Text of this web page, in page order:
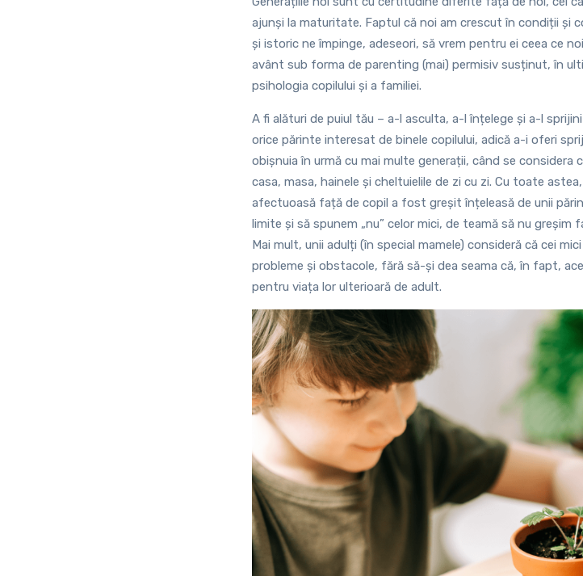
ajunși la maturitate. Faptul că noi am crescut în condiții și
și istoric ne împinge, adeseori, să vrem pentru ei ceea ce
avânt sub forma de parenting (mai) permisiv susținut, în
psihologia copilului și a familiei.
A fi alături de puiul tău – a-l asculta, a-l înțelege și a-l
orice părinte interesat de binele copilului, adică a-i oferi
obișnuia în urmă cu mai multe generații, când se considera
casa, masa, hainele și cheltuielile de zi cu zi. Cu toate
afectuoasă față de copil a fost greșit înțeleasă de unii
limite și să spunem „nu” celor mici, de teamă să nu greșim
Mai mult, unii adulți (în special mamele) consideră că cei
probleme și obstacole, fără să-și dea seama că, în fapt,
pentru viața lor ulterioară de adult.